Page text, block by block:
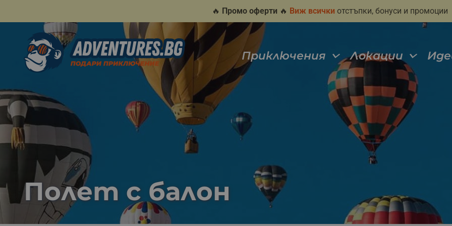
🔥 Промо оферти 🔥 Виж всички отстъпки, бонуси и промоции
Приключения Локации
Полет с балон